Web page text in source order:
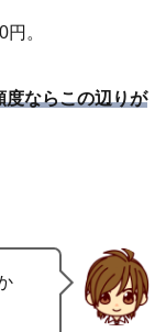
。
度ならこの辺りが